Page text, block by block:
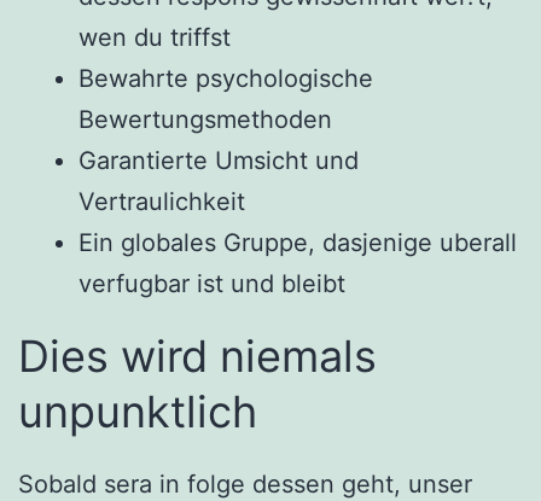
wen du triffst
Bewahrte psychologische
Bewertungsmethoden
Garantierte Umsicht und
Vertraulichkeit
Ein globales Gruppe, dasjenige uberall
verfugbar ist und bleibt
Dies wird niemals
unpunktlich
Sobald sera in folge dessen geht, unser